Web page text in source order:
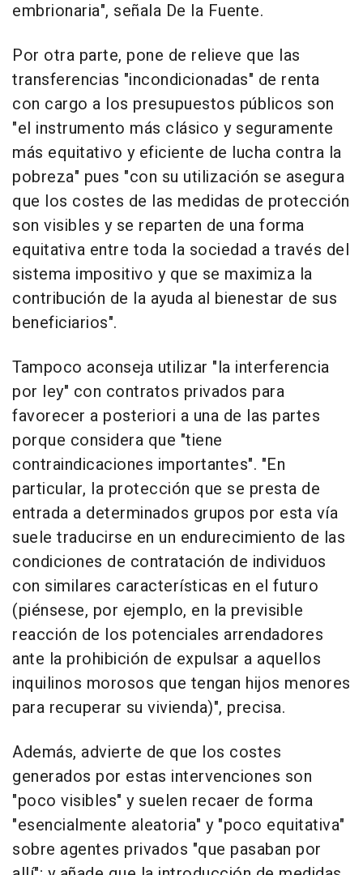
embrionaria", señala De la Fuente.
Por otra parte, pone de relieve que las
transferencias "incondicionadas" de renta
con cargo a los presupuestos públicos son
"el instrumento más clásico y seguramente
más equitativo y eficiente de lucha contra la
pobreza" pues "con su utilización se asegura
que los costes de las medidas de protección
son visibles y se reparten de una forma
equitativa entre toda la sociedad a través del
sistema impositivo y que se maximiza la
contribución de la ayuda al bienestar de sus
beneficiarios".
Tampoco aconseja utilizar "la interferencia
por ley" con contratos privados para
favorecer a posteriori a una de las partes
porque considera que "tiene
contraindicaciones importantes". "En
particular, la protección que se presta de
entrada a determinados grupos por esta vía
suele traducirse en un endurecimiento de las
condiciones de contratación de individuos
con similares características en el futuro
(piénsese, por ejemplo, en la previsible
reacción de los potenciales arrendadores
ante la prohibición de expulsar a aquellos
inquilinos morosos que tengan hijos menores
para recuperar su vivienda)", precisa.
Además, advierte de que los costes
generados por estas intervenciones son
"poco visibles" y suelen recaer de forma
"esencialmente aleatoria" y "poco equitativa"
sobre agentes privados "que pasaban por